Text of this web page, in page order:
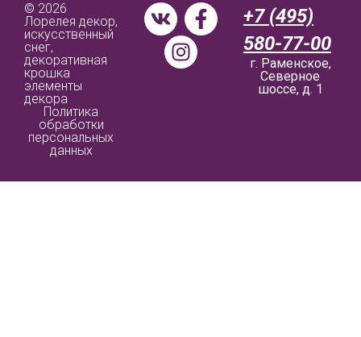
© 2026
Лорелея декор,
искусственный
снег,
декоративная
крошка
элементы
декора
Политика
обработки
персональных
данных
+7 (495)
580-77-00
г. Раменское,
Северное
шоссе, д. 1